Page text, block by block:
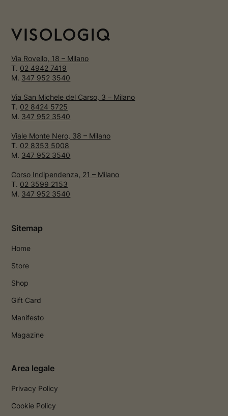
Via Rovello, 18 – Milano
T. 02 4942 7419
M. 347 952 3540
Via San Michele del Carso, 3 – Milano
T. 02 8424 5725
M. 347 952 3540
Viale Monte Nero, 38 – Milano
T. 02 8353 5008
M. 347 952 3540
Corso Indipendenza, 21 – Milano
T. 02 3599 2153
M. 347 952 3540
Sitemap
Home
Store
Shop
Gift Card
Manifesto
Magazine
Area legale
Privacy Policy
Cookie Policy